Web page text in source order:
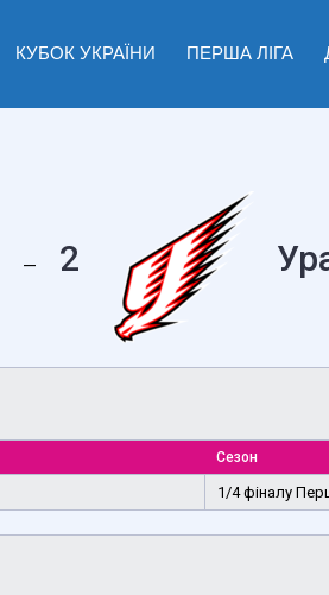
КУБОК УКРАЇНИ ПЕРША ЛІГА
— 2
Сезон
1/4 фіналу